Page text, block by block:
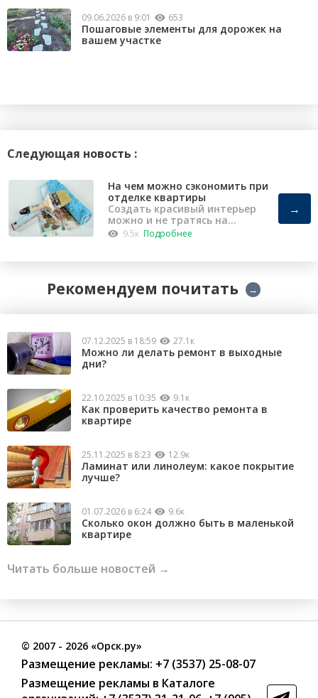
09.06.2026 в 9:01 653
Пошаговые элементы для дорожек на
вашем участке
Следующая новость :
На чем можно сэкономить при
отделке квартиры
Создать красивый интерьер
можно и не тратясь на
капремонт
9.5к Подробнее
→
Рекомендуем почитать →
07.12.2025 в 18:59 27.1к
Можно ли делать ремонт в выходные
дни?
22.10.2025 в 10:35 9.1к
Как проверить качество ремонта в
квартире
25.11.2025 в 8:23 12.9к
Ламинат или линолеум: какое покрытие
лучше?
01.07.2026 в 6:24 9.6к
Сколько окон должно быть в маленькой
квартире
Читать больше новостей →
© 2007 - 2026 «Орск.ру»
Размещение рекламы: +7 (3537) 25-08-07
Размещение рекламы в Каталоге